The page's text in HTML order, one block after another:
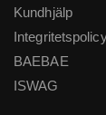
Kundhjälp
BAEBAE
ISWAG